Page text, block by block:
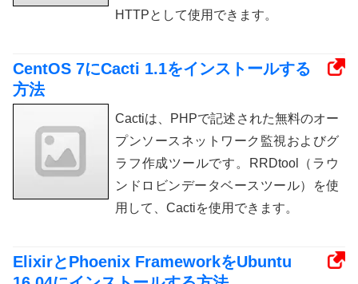
HTTPとして使用できます。
CentOS 7にCacti 1.1をインストールする
方法
Cactiは、PHPで記述された無料のオー
プンソースネットワーク監視およびグ
ラフ作成ツールです。RRDtool（ラウ
ンドロビンデータベースツール）を使
用して、Cactiを使用できます。
ElixirとPhoenix FrameworkをUbuntu